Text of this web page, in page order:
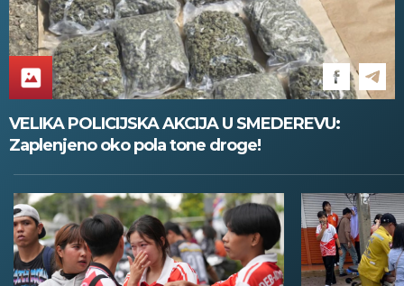
VELIKA POLICIJSKA AKCIJA U SMEDEREVU:
Zaplenjeno oko pola tone droge!